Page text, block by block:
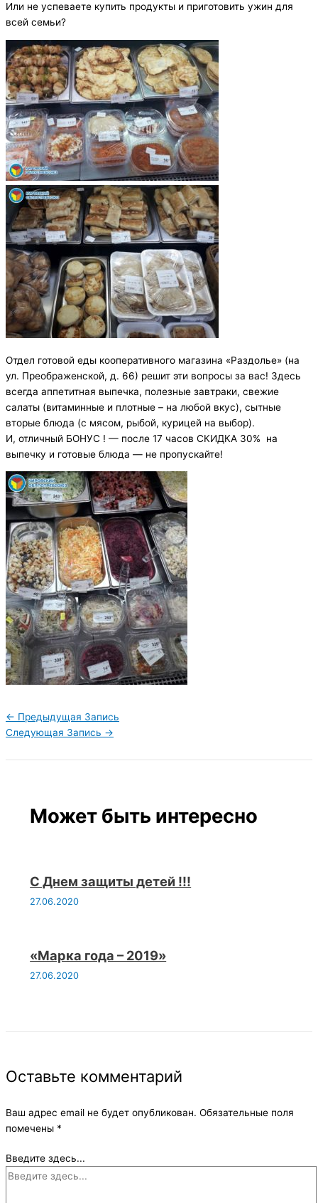
Или не успеваете купить продукты и приготовить ужин для
всей семьи?
Отдел готовой еды кооперативного магазина «Раздолье» (на
ул. Преображенской, д. 66) решит эти вопросы за вас! Здесь
всегда аппетитная выпечка, полезные завтраки, свежие
салаты (витаминные и плотные – на любой вкус), сытные
вторые блюда (с мясом, рыбой, курицей на выбор).
И, отличный БОНУС ! — после 17 часов СКИДКА 30% на
выпечку и готовые блюда — не пропускайте!
← Предыдущая Запись
Следующая Запись →
Может быть интересно
С Днем защиты детей !!!
27.06.2020
«Марка года – 2019»
27.06.2020
Оставьте комментарий
Ваш адрес email не будет опубликован. Обязательные поля
помечены *
Введите здесь...